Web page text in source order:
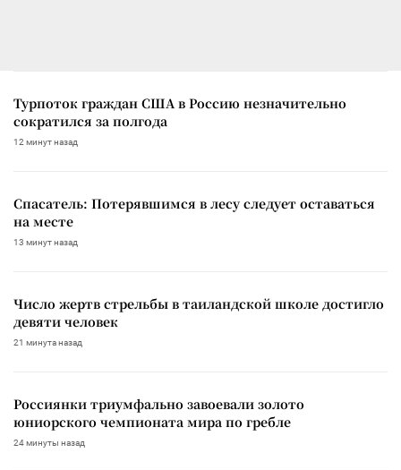
Турпоток граждан США в Россию незначительно
сократился за полгода
12 минут назад
Спасатель: Потерявшимся в лесу следует оставаться
на месте
13 минут назад
Число жертв стрельбы в таиландской школе достигло
девяти человек
21 минута назад
Россиянки триумфально завоевали золото
юниорского чемпионата мира по гребле
24 минуты назад